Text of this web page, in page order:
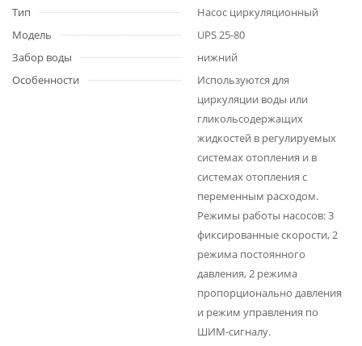
Тип
Насос циркуляционный
Модель
UPS 25-80
Забор воды
нижний
Особенности
Используются для
циркуляции воды или
гликольсодержащих
жидкостей в регулируемых
системах отопления и в
системах отопления с
переменным расходом.
Режимы работы насосов: 3
фиксированные скорости, 2
режима постоянного
давления, 2 режима
пропорционально давления
и режим управления по
ШИМ-сигналу.